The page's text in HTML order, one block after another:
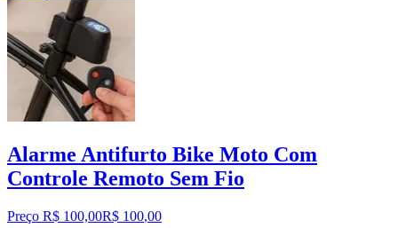
Alarme Antifurto Bike Moto Com
Controle Remoto Sem Fio
Preço R$ 100,00R$ 100,00